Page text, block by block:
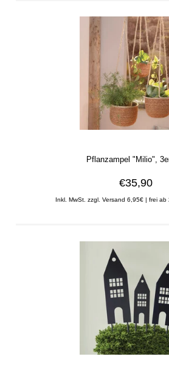
Pflanzampel "Milio",
€35,90
Inkl. MwSt. zzgl. Versand 6,95€ | frei ab